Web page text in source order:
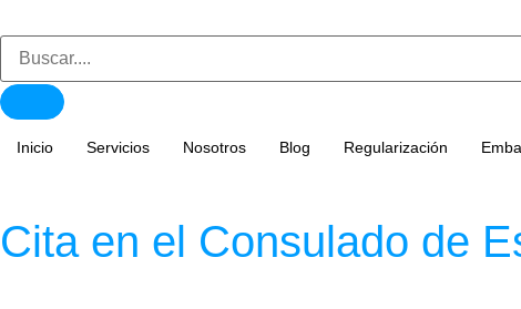
Inicio Servicios Nosotros Blog Regularización
Cita en el Consulado de